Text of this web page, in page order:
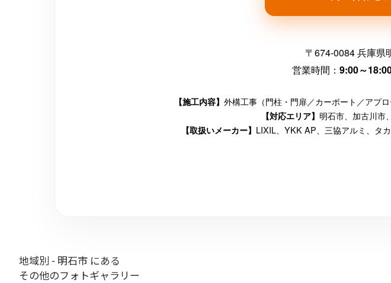
〒674-0084 兵庫県
営業時間： 9:00～
【施工内容】 外構工事（門柱・門扉／カーポート／アプ
【対応エリア】 明石市、加古川市
【取扱いメーカー】 LIXIL、YKK AP、三協アルミ、タ
地域別 - 明石市 にある
その他のフォトギャラリー